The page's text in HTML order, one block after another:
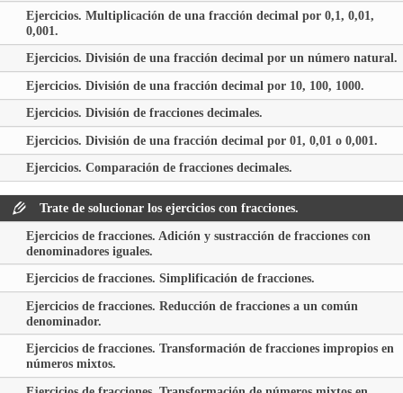
Ejercicios. Multiplicación de una fracción decimal por 0,1, 0,01,
0,001.
Ejercicios. División de una fracción decimal por un número natural.
Ejercicios. División de una fracción decimal por 10, 100, 1000.
Ejercicios. División de fracciones decimales.
Ejercicios. División de una fracción decimal por 01, 0,01 o 0,001.
Ejercicios. Comparación de fracciones decimales.
Trate de solucionar los ejercicios con fracciones.
Ejercicios de fracciones. Adición y sustracción de fracciones con
denominadores iguales.
Ejercicios de fracciones. Simplificación de fracciones.
Ejercicios de fracciones. Reducción de fracciones a un común
denominador.
Ejercicios de fracciones. Transformación de fracciones impropios en
números mixtos.